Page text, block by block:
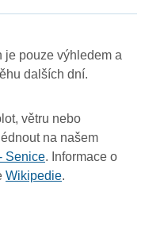
je pouze výhledem a
dalších dní.
větru nebo
na našem
Senice. Informace o
Wikipedie.